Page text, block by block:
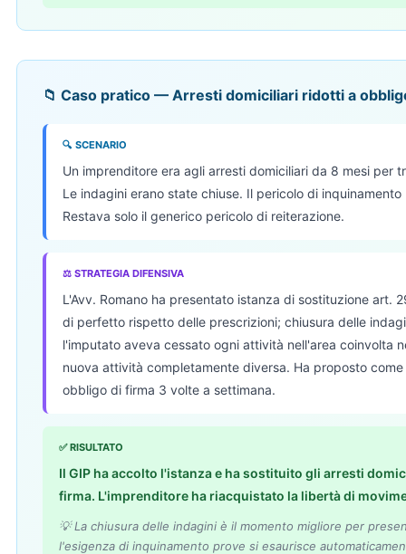
📁 Caso pratico — Arresti domiciliari ridotti a
🔍 SCENARIO
Un imprenditore era agli arresti domiciliari da 8 mesi per
Le indagini erano state chiuse. Il pericolo di
Restava solo il generico pericolo di reiterazione.
⚖ STRATEGIA DIFENSIVA
L'Avv. Romano ha presentato istanza di sostituzione art.
di perfetto rispetto delle prescrizioni; chiusura delle
l'imputato aveva cessato ogni attività nell'area coinvolta
nuova attività completamente diversa. Ha proposto
obbligo di firma 3 volte a settimana.
✅ RISULTATO
Il GIP ha accolto l'istanza e ha sostituito gli arresti
firma. L'imprenditore ha riacquistato la libertà di
💡 La chiusura delle indagini è il momento migliore per
l'esigenza di inquinamento prove si esaurisce